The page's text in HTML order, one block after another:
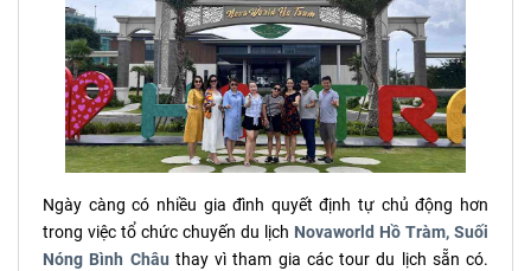
Ngày càng có nhiều gia đình quyết định tự chủ động hơn
trong việc tổ chức chuyến du lịch Novaworld Hồ Tràm, Suối
Nóng Bình Châu thay vì tham gia các tour du lịch sẵn có.